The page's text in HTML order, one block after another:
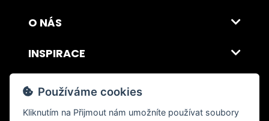
O NÁS
INSPIRACE
DOPRAVA A PLATBA
Používáme cookies
Kliknutím na Přijmout nám umožníte používat soubory